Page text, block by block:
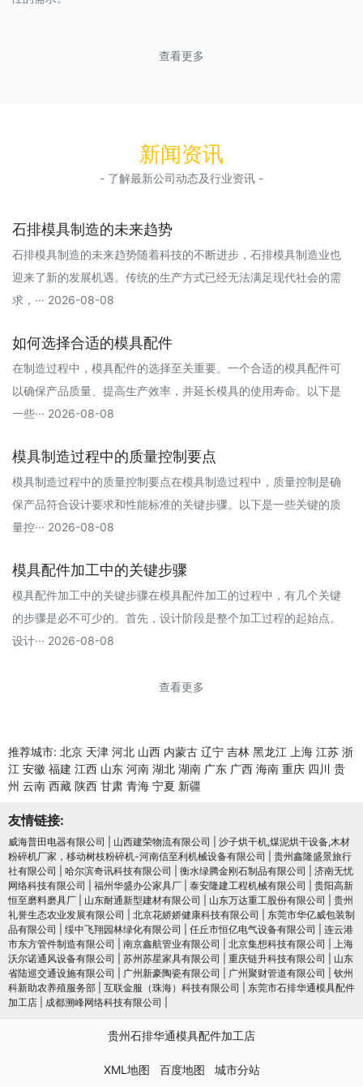
查看更多
新闻资讯
- 了解最新公司动态及行业资讯 -
石排模具制造的未来趋势
石排模具制造的未来趋势随着科技的不断进步，石排模具制造业也
迎来了新的发展机遇。传统的生产方式已经无法满足现代社会的需
求，··· 2026-08-08
如何选择合适的模具配件
在制造过程中，模具配件的选择至关重要。一个合适的模具配件可
以确保产品质量、提高生产效率，并延长模具的使用寿命。以下是
一些··· 2026-08-08
模具制造过程中的质量控制要点
模具制造过程中的质量控制要点在模具制造过程中，质量控制是确
保产品符合设计要求和性能标准的关键步骤。以下是一些关键的质
量控··· 2026-08-08
模具配件加工中的关键步骤
模具配件加工中的关键步骤在模具配件加工的过程中，有几个关键
的步骤是必不可少的。首先，设计阶段是整个加工过程的起始点。
设计··· 2026-08-08
查看更多
推荐城市: 北京 天津 河北 山西 内蒙古 辽宁 吉林 黑龙江 上海 江苏 浙
江 安徽 福建 江西 山东 河南 湖北 湖南 广东 广西 海南 重庆 四川 贵
州 云南 西藏 陕西 甘肃 青海 宁夏 新疆
友情链接:
威海普田电器有限公司 山西建荣物流有限公司
沙子烘干机,煤泥烘干设备,木材
粉碎机厂家，移动树枝粉碎机-河南信至利机械设备有限公司
贵州鑫隆盛景旅行
社有限公司
哈尔滨奇讯科技有限公司 衡水绿腾金刚石制品有限公司
济南无忧
网络科技有限公司
福州华盛办公家具厂 泰安隆建工程机械有限公司
贵阳高新
恒至磨料磨具厂
山东耐通新型建材有限公司 山东万达重工股份有限公司
贵州
礼誉生态农业发展有限公司
北京花娇娇健康科技有限公司
东莞市华亿威包装制
品有限公司
绥中飞翔园林绿化有限公司 任丘市恒亿电气设备有限公司
连云港
市东方管件制造有限公司
南京鑫航管业有限公司 北京集想科技有限公司
上海
沃尔诺通风设备有限公司
苏州苏星家具有限公司 重庆链升科技有限公司
山东
省陆巡交通设施有限公司
广州新豪陶瓷有限公司 广州聚财管道有限公司
钦州
科新助农养殖服务部
互联金服（珠海）科技有限公司
东莞市石排华通模具配件
加工店
成都溯峰网络科技有限公司
贵州石排华通模具配件加工店
XML地图 百度地图 城市分站